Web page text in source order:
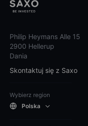
Philip Heymans Alle 15
2900 Hellerup
Dania
Skontaktuj się z Saxo
Wybierz region
Polska